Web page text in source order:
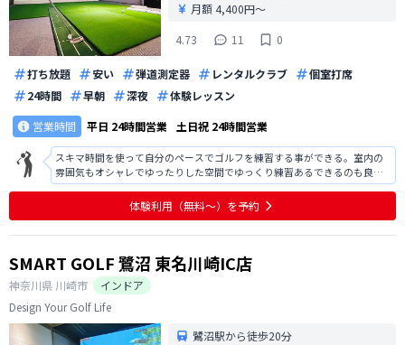
月額 4,400円〜
4.73
11 0
打ち放題 安い 弾道測定器 レンタルクラブ
個室打席
24時間
早朝 深夜
体験レッスン
営業時間
平日 24時間営業 土日祝 24時間営業
スキマ時間を使って自分のペースでゴルフを練習する事ができる。室内の
雰囲気もオシャレでゆったりした空間でゆっくり練習あるできるのも良
い。
体験利用（無料〜）を予約
SMART GOLF 鷺沼 東名川崎IC店
神奈川県 川崎市
インドア
Design Your Golf Life
鷺沼駅から徒歩20分